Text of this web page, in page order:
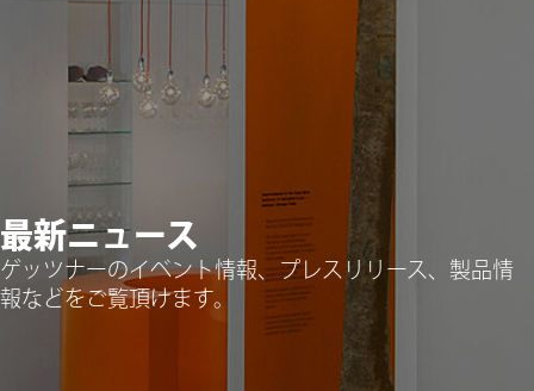
最新ニュース
ゲッツナーのイベント情報、プレスリリース、製品情
報などをご覧頂けます。